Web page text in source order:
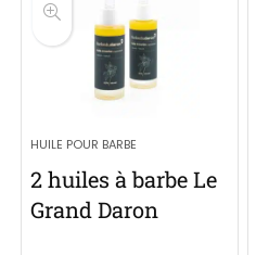
HUILE POUR BARBE
2 huiles à barbe Le
Grand Daron